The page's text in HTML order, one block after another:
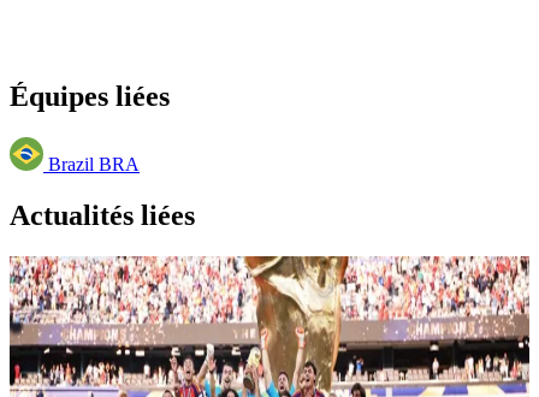
Équipes liées
Brazil BRA
Actualités liées